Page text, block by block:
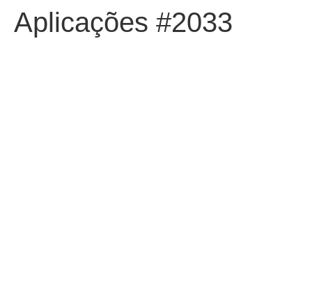
Aplicações #2033